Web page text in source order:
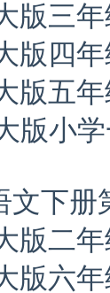
三年
四年
五年
小学
下册
二年
六年